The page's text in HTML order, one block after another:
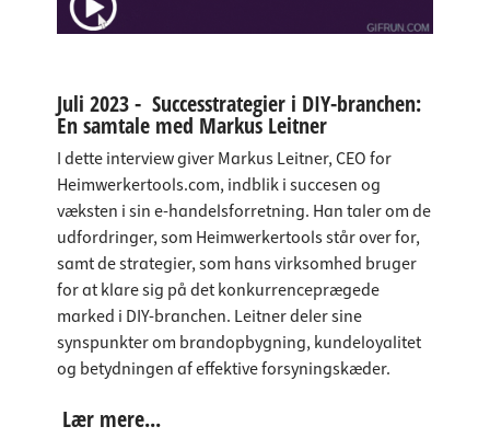
Juli 2023 - Successtrategier i DIY-branchen:
En samtale med Markus Leitner
I dette interview giver Markus Leitner, CEO for
Heimwerkertools.com, indblik i succesen og
væksten i sin e-handelsforretning. Han taler om de
udfordringer, som Heimwerkertools står over for,
samt de strategier, som hans virksomhed bruger
for at klare sig på det konkurrenceprægede
marked i DIY-branchen. Leitner deler sine
synspunkter om brandopbygning, kundeloyalitet
og betydningen af effektive forsyningskæder.
Lær mere...